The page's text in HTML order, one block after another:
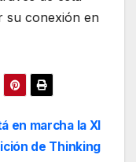
su conexión en
en marcha la XI
de Thinking